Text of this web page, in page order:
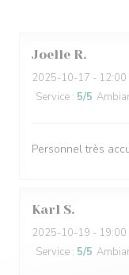
Joelle R
2025-10-17 - 12:00
Service : 5/5
Personnel très
Karl S
2025-10-19 - 19:00
Service : 5/5